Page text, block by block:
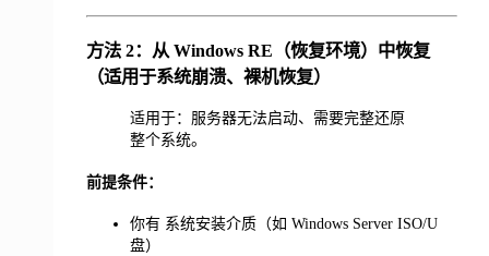
方法 2：从 Windows RE（恢复环境）中恢复
（适用于系统崩溃、裸机恢复）
适用于：服务器无法启动、需要完整还原
整个系统。
前提条件：
你有 系统安装介质（如 Windows Server ISO/U
盘）